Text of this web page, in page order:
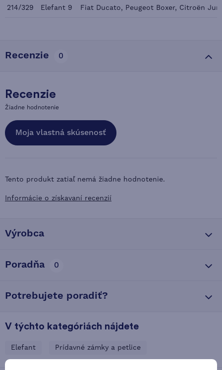
214/329 Elefant 9 Fiat Ducato, Peugeot Boxer, Citroën
Recenzie 0
Recenzie
Žiadne hodnotenie
Moja vlastná skúsenosť
Tento produkt zatiaľ nemá žiadne hodnotenie.
Informácie o získavaní recenzií
Výrobca
Poradňa 0
Potrebujete poradiť?
V týchto kategóriách nájdete
Elefant Prídavné zámky a petlice